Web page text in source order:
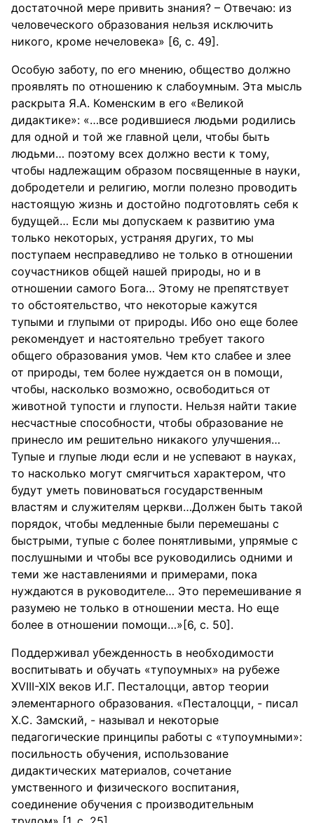
достаточной мере привить знания? – Отвечаю: из
человеческого образования нельзя исключить
никого, кроме нечеловека» [6, с. 49].
Особую заботу, по его мнению, общество должно
проявлять по отношению к слабоумным. Эта мысль
раскрыта Я.А. Коменским в его «Великой
дидактике»: «…все родившиеся людьми родились
для одной и той же главной цели, чтобы быть
людьми… поэтому всех должно вести к тому,
чтобы надлежащим образом посвященные в науки,
добродетели и религию, могли полезно проводить
настоящую жизнь и достойно подготовлять себя к
будущей… Если мы допускаем к развитию ума
только некоторых, устраняя других, то мы
поступаем несправедливо не только в отношении
соучастников общей нашей природы, но и в
отношении самого Бога… Этому не препятствует
то обстоятельство, что некоторые кажутся
тупыми и глупыми от природы. Ибо оно еще более
рекомендует и настоятельно требует такого
общего образования умов. Чем кто слабее и злее
от природы, тем более нуждается он в помощи,
чтобы, насколько возможно, освободиться от
животной тупости и глупости. Нельзя найти такие
несчастные способности, чтобы образование не
принесло им решительно никакого улучшения…
Тупые и глупые люди если и не успевают в науках,
то насколько могут смягчиться характером, что
будут уметь повиноваться государственным
властям и служителям церкви…Должен быть такой
порядок, чтобы медленные были перемешаны с
быстрыми, тупые с более понятливыми, упрямые с
послушными и чтобы все руководились одними и
теми же наставлениями и примерами, пока
нуждаются в руководителе… Это перемешивание я
разумею не только в отношении места. Но еще
более в отношении помощи…»[6, с. 50].
Поддерживал убежденность в необходимости
воспитывать и обучать «тупоумных» на рубеже
XVIII-XIX веков И.Г. Песталоцци, автор теории
элементарного образования. «Песталоцци, - писал
Х.С. Замский, - называл и некоторые
педагогические принципы работы с «тупоумными»:
посильность обучения, использование
дидактических материалов, сочетание
умственного и физического воспитания,
соединение обучения с производительным